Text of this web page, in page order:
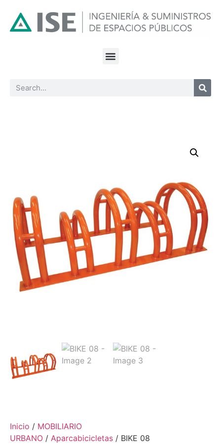
Inicio / MOBILIARIO
URBANO / Aparcabicicletas / BIKE 08